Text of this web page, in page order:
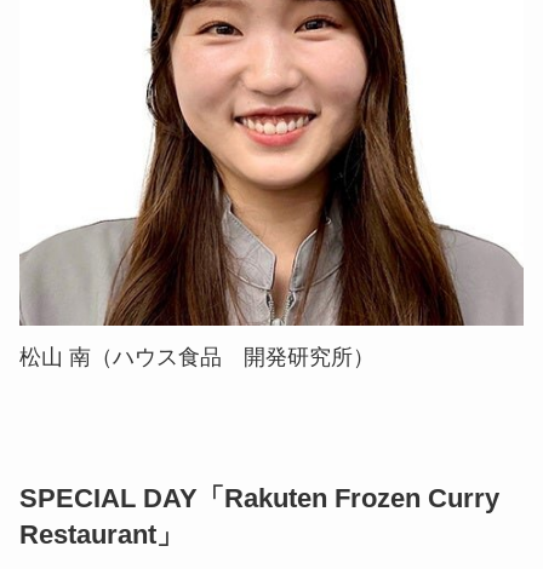
松山 南（ハウス食品 開発研究所）
SPECIAL DAY「Rakuten Frozen Curry
Restaurant」